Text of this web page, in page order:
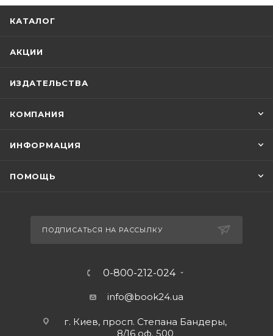
КАТАЛОГ
АКЦИИ
ИЗДАТЕЛЬСТВА
КОМПАНИЯ
ИНФОРМАЦИЯ
ПОМОЩЬ
ПОДПИСАТЬСЯ НА РАССЫЛКУ
0-800-212-024
info@book24.ua
г. Киев, просп. Степана Бандеры,
8/16 оф. 500